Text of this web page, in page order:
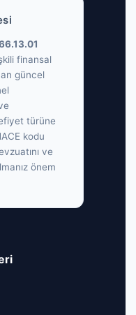
finansal
güncel
türüne
kodu
ve
önem